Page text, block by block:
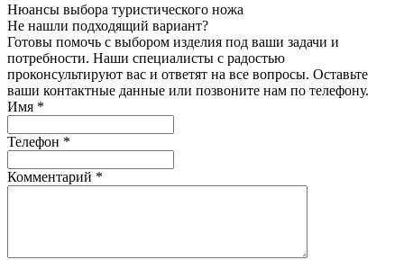
Нюансы выбора туристического ножа
Не нашли подходящий вариант?
Готовы помочь с выбором изделия под ваши задачи и
потребности. Наши специалисты с радостью
проконсультируют вас и ответят на все вопросы. Оставьте
ваши контактные данные или позвоните нам по телефону.
Имя *
Телефон *
Комментарий *